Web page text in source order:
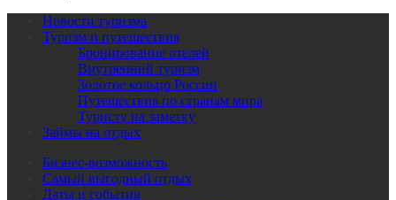
Новости туризма
Туризм и путешествия
Бронирование отелей
Внутренний туризм
Золотое кольцо России
Путешествия по странам мира
Туристу на заметку
Займы на отдых
Бизнес-возможность
Самый выгодный отдых
Даты и события